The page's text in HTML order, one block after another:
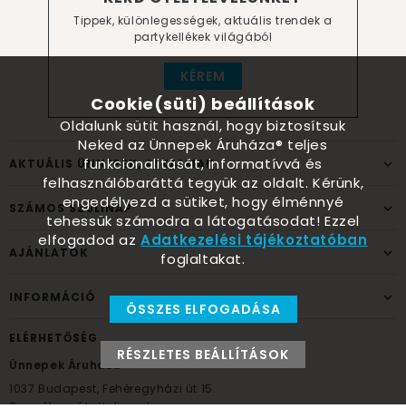
Tippek, különlegességek, aktuális trendek a
partykellékek világából
KÉREM
AKTUÁLIS ÜNNEPEK, ALKALMAK
SZÁMOS SZÜLINAP
AJÁNLATOK
INFORMÁCIÓ
ELÉRHETŐSÉG
Ünnepek Áruháza
1037 Budapest, Fehéregyházi út 15.
Személyes átvételi pont
Cookie(süti) beállítások
Oldalunk sütit használ, hogy biztosítsuk
Neked az Ünnepek Áruháza® teljes
funkcionalitását, informatívvá és
felhasználóbaráttá tegyük az oldalt. Kérünk,
engedélyezd a sütiket, hogy élménnyé
tehessük számodra a látogatásodat! Ezzel
elfogadod azAdatkezelési tájékoztatóban
foglaltakat.
ÖSSZES ELFOGADÁSA
RÉSZLETES BEÁLLÍTÁSOK